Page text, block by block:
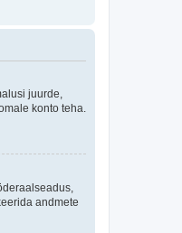
juurde,
konto teha.
andmete